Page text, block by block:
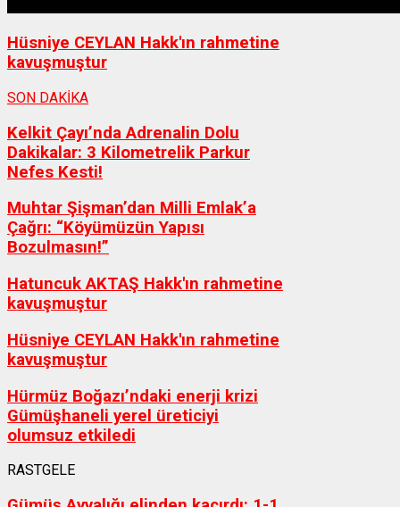
Hüsniye CEYLAN Hakk'ın rahmetine
kavuşmuştur
SON DAKİKA
Kelkit Çayı’nda Adrenalin Dolu
Dakikalar: 3 Kilometrelik Parkur
Nefes Kesti!
Muhtar Şişman’dan Milli Emlak’a
Çağrı: “Köyümüzün Yapısı
Bozulmasın!”
Hatuncuk AKTAŞ Hakk'ın rahmetine
kavuşmuştur
Hüsniye CEYLAN Hakk'ın rahmetine
kavuşmuştur
Hürmüz Boğazı’ndaki enerji krizi
Gümüşhaneli yerel üreticiyi
olumsuz etkiledi
RASTGELE